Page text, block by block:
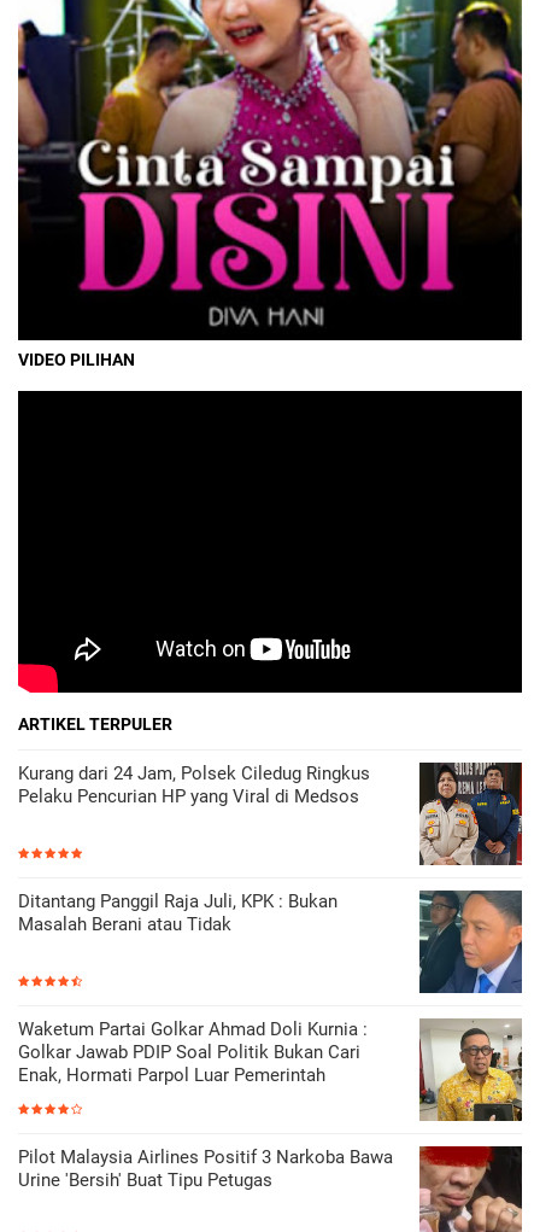
VIDEO PILIHAN
ARTIKEL TERPULER
Kurang dari 24 Jam, Polsek Ciledug Ringkus
Pelaku Pencurian HP yang Viral di Medsos
Ditantang Panggil Raja Juli, KPK : Bukan
Masalah Berani atau Tidak
Waketum Partai Golkar Ahmad Doli Kurnia :
Golkar Jawab PDIP Soal Politik Bukan Cari
Enak, Hormati Parpol Luar Pemerintah
Pilot Malaysia Airlines Positif 3 Narkoba Bawa
Urine 'Bersih' Buat Tipu Petugas